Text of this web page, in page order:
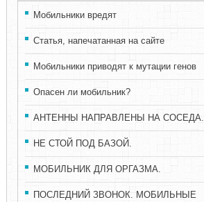
Мобильники вредят
Статья, напечатанная на сайте
Мобильники приводят к мутации генов
Опасен ли мобильник?
АНТЕННЫ НАПРАВЛЕНЫ НА СОСЕДА.
НЕ СТОЙ ПОД БАЗОЙ.
МОБИЛЬНИК ДЛЯ ОРГАЗМА.
ПОСЛЕДНИЙ ЗВОНОК. МОБИЛЬНЫЕ